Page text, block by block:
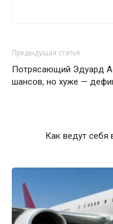
Предыдущая статья
Потрясающий Эдуард
шансов, но хуже —
Как ведут себя